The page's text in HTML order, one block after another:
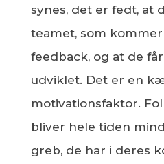
synes, det er fedt, at
teamet, som
feedback, og at de
udviklet. Det er en
motivationsfaktor.
bliver hele tiden
greb, de har i deres